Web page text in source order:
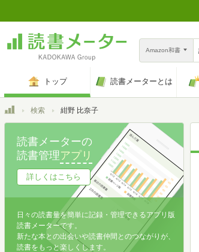
Amazon和書
トップ 読書メーターとは
トップ検索 紺野 比奈子
読書メーターの
読書管理アプリ
詳しくはこちら
日々の読書量を簡単に記録・管理できるアプリ版
読書メーターです。
新たな本との出会いや読書仲間とのつながりが、
読書をもっと楽しくします。